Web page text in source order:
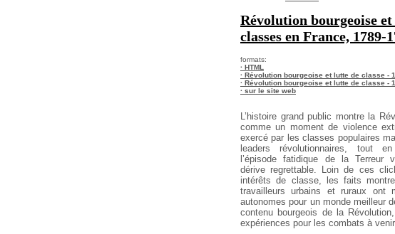
Révolution bourgeoise
classes en France, 1789-
formats:
· HTML
· Révolution bourgeoise et lutte de classe -
· Révolution bourgeoise et lutte de classe -
· sur le site web
L’histoire grand public montre la
comme un moment de violence
exercé par les classes populaires
leaders révolutionnaires, tout
l’épisode fatidique de la Terreur
dérive regrettable. Loin de ces
intérêts de classe, les faits
travailleurs urbains et ruraux ont
autonomes pour un monde meilleur
contenu bourgeois de la
expériences pour les combats à